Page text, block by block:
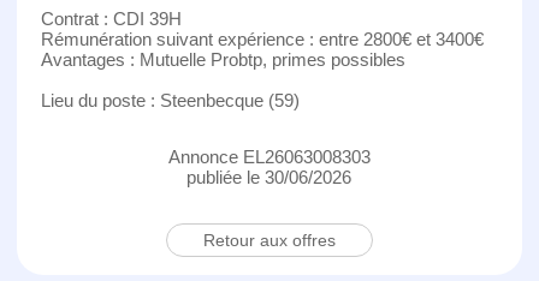
Contrat : CDI 39H
Rémunération suivant expérience : entre 2800€ et 3400€
Avantages : Mutuelle Probtp, primes possibles
Lieu du poste : Steenbecque (59)
Annonce EL26063008303
publiée le 30/06/2026
Retour aux offres